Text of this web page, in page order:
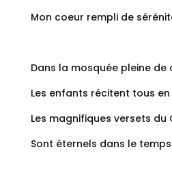
Mon coeur rempli de
Dans la mosquée pleine de
Les enfants récitent tous
Les magnifiques versets du
Sont éternels dans le